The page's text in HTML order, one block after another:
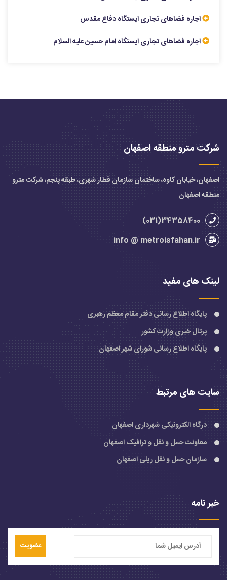
اجاره فضاهای تجاری ایستگاه دفاع مقدس
اجاره فضاهای تجاری ایستگاه امام حسین علیه السلام
شرکت مترو منطقه اصفهان
اصفهان، خیابان کاوه، ساختمان سازمان قطار شهری، طبقه پنجم، شرکت مترو
منطقه اصفهان
34358400(031)
info @ metroisfahan.ir
لینک های مفید
پایگاه اطلاع رسانی دفتر مقام معظم رهبری
پرتال خبری وزارت کشور
پایگاه اطلاع رسانی شورای شهر اصفهان
سایت های مرتبط
درگاه الکترونیکی شهرداری اصفهان
معاونت حمل و نقل و ترافیک اصفهان
سازمان حمل و نقل ریلی اصفهان
خبر نامه
عضویت